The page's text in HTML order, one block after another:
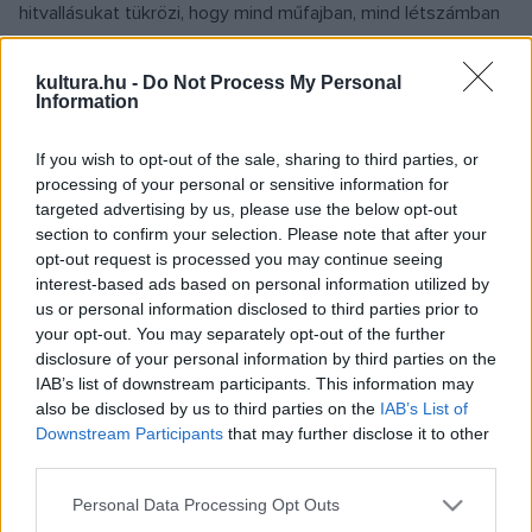
kultura.hu - Do Not Process My Personal
Information
If you wish to opt-out of the sale, sharing to third parties, or
processing of your personal or sensitive information for
targeted advertising by us, please use the below opt-out
section to confirm your selection. Please note that after your
opt-out request is processed you may continue seeing
interest-based ads based on personal information utilized by
us or personal information disclosed to third parties prior to
your opt-out. You may separately opt-out of the further
disclosure of your personal information by third parties on the
IAB’s list of downstream participants. This information may
also be disclosed by us to third parties on the IAB’s List of
Downstream Participants that may further disclose it to other
Please note that this website/app uses one or more Google
Personal Data Processing Opt Outs
hitvallásukat tükrözi, hogy mind műfajban, mind létszámban
bővülnek. Így regionálissá válva Budafok, Érd és
Százhalombatta művészei is csatlakoztak hozzájuk. Az
egyesület célja, hogy zenei, képzőművészeti, irodalmi és
a Dél-Buda környéki kistérség művészeti, kulturális életének
fejlődéséhez. Szeretnék, ha a Regioart Egyesület szellemi
műhelyként szolgálna a kistérségben élő, színvonalas
művészeti tevékenységet folytató alkotók számára.
Művésztelepeket, koncerteket, kiállításokat és más
művészeti rendezvényeket szerveznek, s a térségben lévő
oktatási intézményekkel is jó kapcsolatot alakítottak ki.
Igyekeznek segíteni a diákok művészeti nevelését,
együttműködnek a művészeti tárgyat tanító szaktanárokkal.
képzőművészeti, irodalmi és más művészeti pályázatokon.